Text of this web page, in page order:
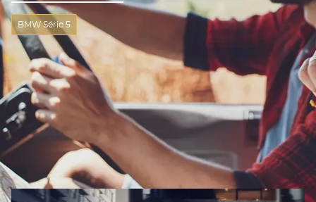
BMW Série 5